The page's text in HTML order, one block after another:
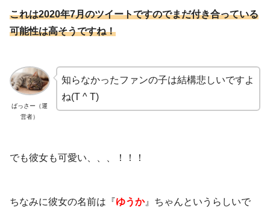
これは2020年7月のツイートですのでまだ付き合っている
可能性は高そうですね！
ばっさー（運
営者）
知らなかったファンの子は結構悲しいですよ
ね(T ^ T)
でも彼女も可愛い、、、！！！
ちなみに彼女の名前は『ゆうか』ちゃんというらしいで